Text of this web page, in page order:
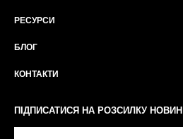
РЕСУРСИ
БЛОГ
КОНТАКТИ
ПІДПИСАТИСЯ НА РОЗСИЛКУ НОВИН